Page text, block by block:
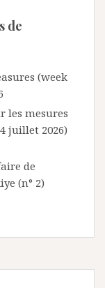
de
(week
les mesures
juillet 2026)
de
(n° 2)